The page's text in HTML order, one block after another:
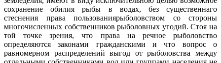
сохранение обилия рыбы в водах, без существеннаго
стеснения права пользованиярыболовством со стороны
многочисленных собственников рыболовных угодий. Стоя на
той точке зрения, что права на речное рыболовство
определяются законами гражданскими и что вопрос о
равномерном распределений выгод от рыболовства между